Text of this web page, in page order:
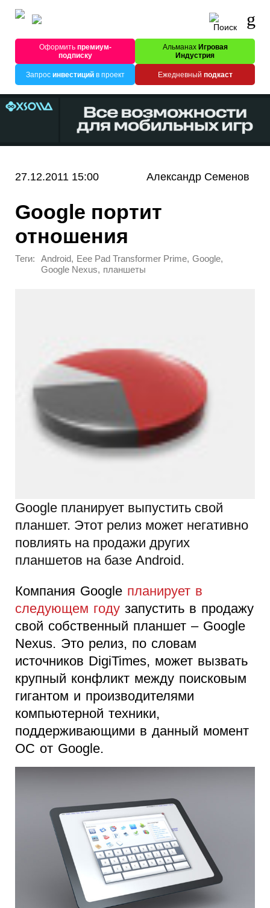
Оформитьпремиум-
подписку
Альманах Игровая
Индустрия
Запрос инвестицийв проект Ежедневный подкаст
27.12.2011 15:00 Александр Семенов
Google портит
отношения
Теги: Android, Eee Pad Transformer Prime, Google,
Google Nexus, планшеты
Google планирует выпустить свой
планшет. Этот релиз может негативно
повлиять на продажи других
планшетов на базе Android.
Компания Google планирует в
следующем году запустить в продажу
свой собственный планшет – Google
Nexus. Это релиз, по словам
источников DigiTimes, может вызвать
крупный конфликт между поисковым
гигантом и производителями
компьютерной техники,
поддерживающими в данный момент
ОС от Google.